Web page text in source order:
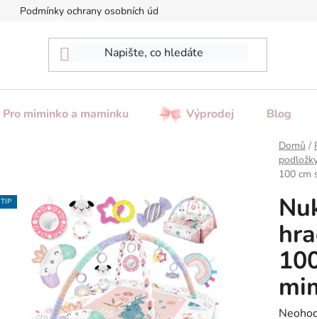
Podmínky ochrany osobních údajů
Pro miminko a maminku Výprodej Blog
Domů /
100 cm
TIP